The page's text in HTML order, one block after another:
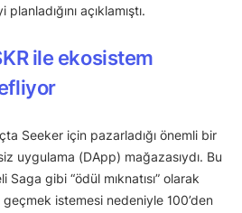
açıklamıştı.
ile ekosistem
Seeker için pazarladığı önemli bir
uygulama (DApp) mağazasıydı. Bu
gibi “ödül mıknatısı” olarak
istemesi nedeniyle 100’den